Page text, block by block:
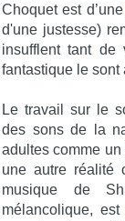
Choquet est
d'une justesse)
insufflent tant de
fantastique le sont
Le travail sur le
des sons de la
adultes comme
une autre réalité
musique de
mélancolique,